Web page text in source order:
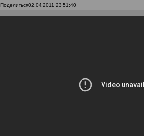
Поделиться02.04.2011 23:51:40